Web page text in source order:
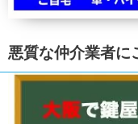
悪質な仲介業者に